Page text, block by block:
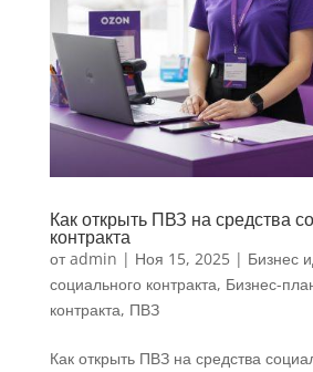
Как открыть ПВЗ на средства
контракта
отadmin | Ноя 15, 2025| Бизнес
социального контракта, Бизнес-
контракта, ПВЗ
Как открыть ПВЗ на средства